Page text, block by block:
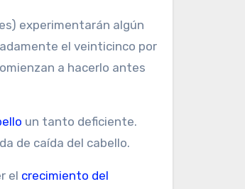
experimentarán algún
el veinticinco por
a hacerlo antes
un tanto deficiente.
de caída del cabello.
el crecimiento del